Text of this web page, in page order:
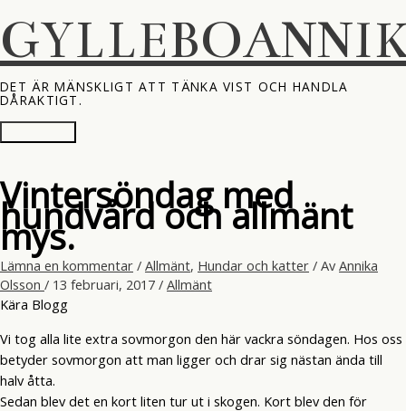
till
innehåll
DET ÄR MÄNSKLIGT ATT TÄNKA VIST OCH HANDLA
DÅRAKTIGT.
Huvudmeny
Vintersöndag med
hundvård och allmänt
mys.
Lämna en kommentar / Allmänt, Hundar och katter / Av Annika
Olsson / 13 februari, 2017 / Allmänt
Kära Blogg
Vi tog alla lite extra sovmorgon den här vackra söndagen. Hos oss
betyder sovmorgon att man ligger och drar sig nästan ända till
halv åtta.
Sedan blev det en kort liten tur ut i skogen. Kort blev den för